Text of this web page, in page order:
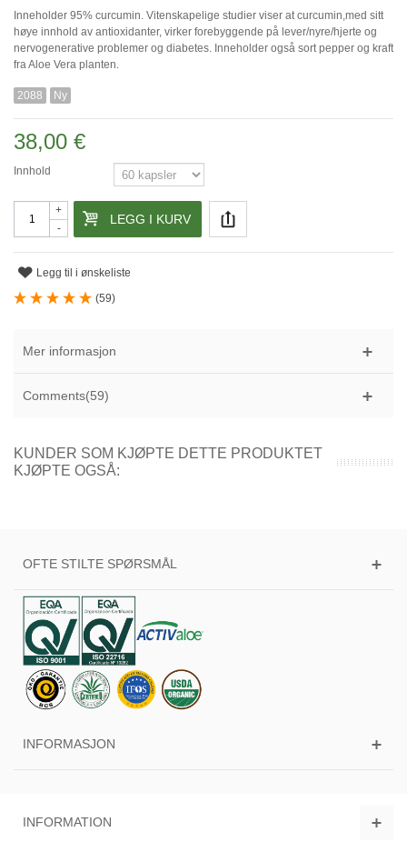
Inneholder 95% curcumin. Vitenskapelige studier viser at curcumin,med sitt
høye innhold av antioxidanter, virker forebyggende på lever/nyre/hjerte og
nervogenerative problemer og diabetes. Inneholder også sort pepper og kraft
fra Aloe Vera planten.
2088 Ny
38,00 €
Innhold
-
+
LEGG I KURV
Legg til i ønskeliste
(59)
Mer informasjon
Comments(59)
KUNDER SOM KJØPTE DETTE PRODUKTET
KJØPTE OGSÅ:
OFTE STILTE SPØRSMÅL
INFORMASJON
INFORMATION